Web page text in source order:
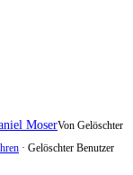
MoserVon Gelöschter
· Gelöschter Benutzer